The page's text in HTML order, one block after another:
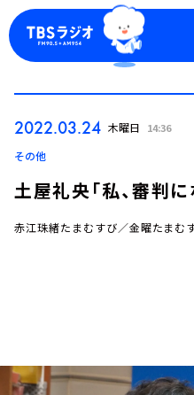
トピックス
TBS Podcast
2022.03.24 木曜日 14:36
その他
土屋礼央「私、審判に
赤江珠緒たまむすび／金曜たまむ